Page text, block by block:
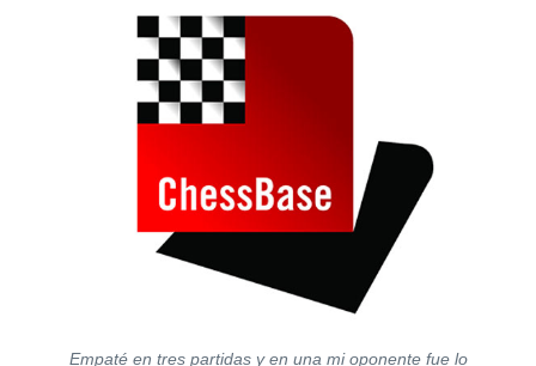
Empaté en tres partidas y en una mi oponente fue lo